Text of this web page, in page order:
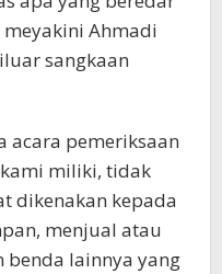
Ahmadi
sangkaan
acara pemeriksaan
kami miliki, tidak
dikenakan kepada
menjual atau
lainnya yang